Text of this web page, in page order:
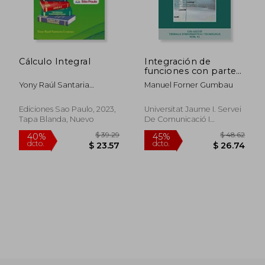
45% 45%
Cálculo Integral
Yony Raúl Santaria
Ediciones Sao Paulo, 2023,
Tapa Blanda, Nuevo
Integración de
funciones con parte
entera (Treballs
d'informàtica i
Manuel Forner Gumbau
Universitat Jaume I. Servei
De Comunicació I
Publicacions, 1 Edición,
Tapa Blanda, Nuevo